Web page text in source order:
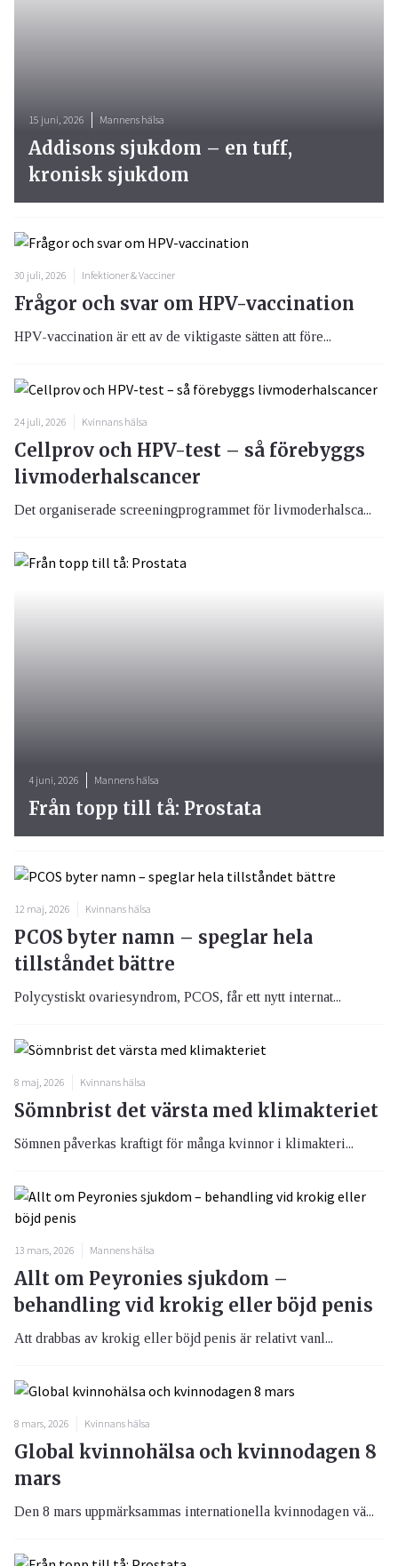
30 juli, 2026 Infektioner & Vacciner
Frågor och svar om HPV-vaccination
HPV-vaccination är ett av de viktigaste sätten att före...
24 juli, 2026 Kvinnans hälsa
Cellprov och HPV-test – så förebyggs
livmoderhalscancer
Det organiserade screeningprogrammet för livmoderhalsca...
15 juni, 2026 Mannens hälsa
Addisons sjukdom – en tuff,
kronisk sjukdom
4 juni, 2026 Mannens hälsa
Från topp till tå: Prostata
12 maj, 2026 Kvinnans hälsa
PCOS byter namn – speglar hela
tillståndet bättre
Polycystiskt ovariesyndrom, PCOS, får ett nytt internat...
8 maj, 2026 Kvinnans hälsa
Sömnbrist det värsta med klimakteriet
Sömnen påverkas kraftigt för många kvinnor i klimakteri...
13 mars, 2026 Mannens hälsa
Allt om Peyronies sjukdom –
behandling vid krokig eller böjd penis
Att drabbas av krokig eller böjd penis är relativt vanl...
8 mars, 2026 Kvinnans hälsa
Global kvinnohälsa och kvinnodagen 8
mars
Den 8 mars uppmärksammas internationella kvinnodagen vä...